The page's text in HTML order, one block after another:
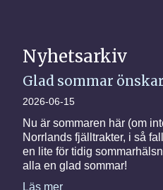
Nyhetsarkiv
Glad sommar önskar
2026-06-15
Nu är sommaren här (om
Norrlands fjälltrakter, i så
en lite för tidig
alla en glad sommar!
Läs mer